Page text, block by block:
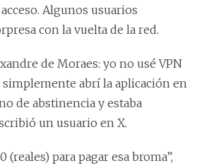
Algunos usuarios
con la vuelta de la red.
de Moraes: yo no usé VPN
simplemente abrí la aplicación en
de abstinencia y estaba
un usuario en X.
(reales) para pagar esa broma”,